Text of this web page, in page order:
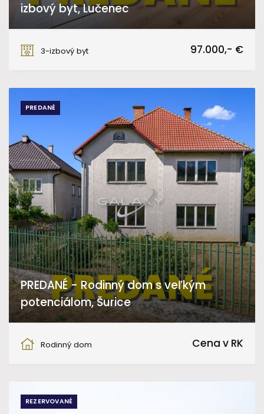
izbový byt, Lučenec
3-izbový byt
97.000,- €
PREDANÉ
PREDANÉ - Rodinný dom s veľkým
potenciálom, Šurice
Rodinný dom
Cena v RK
REZERVOVANÉ